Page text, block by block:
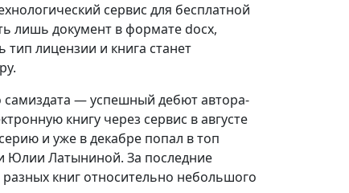
сервис для бесплатной
лишь документ в формате docx,
лицензии и книга станет
— успешный дебют автора-
книгу через сервис в августе
и уже в декабре попал в топ
Юлии Латыниной. За последние
книг относительно небольшого